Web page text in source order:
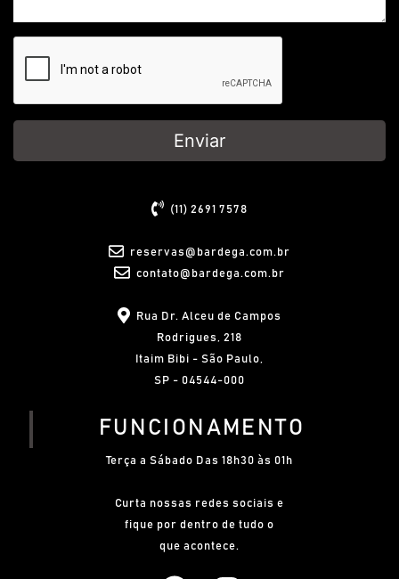
Enviar
(11) 2691 7578
reservas@bardega.com.br
contato@bardega.com.br
Rua Dr. Alceu de Campos
Rodrigues, 218
Itaim Bibi - São Paulo,
SP - 04544-000
FUNCIONAMENTO
Terça a Sábado Das 18h30 às 01h
Curta nossas redes sociais e
fique por dentro de tudo o
que acontece.